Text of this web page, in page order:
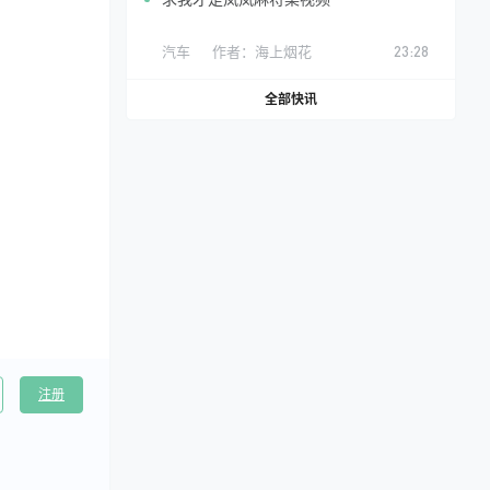
注册
汽车 作者： 海上烟花 23:28
全部快讯